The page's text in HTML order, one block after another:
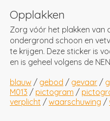
Opplakken
Zorg vóór het plakken
ondergrond schoon en
te krijgen. Deze sticker is
en is geheel volgens de
blauw / gebod / gevaar /
M013 / pictogram /
verplicht / waarschuwing /